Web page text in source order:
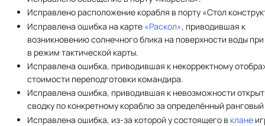
Исправлено расположение корабля в порту «Стол
Исправлена ошибка на карте «Раскол», приводившая к
возникновению солнечного блика на поверхности воды
в режим тактической карты.
Исправлена ошибка, приводившая к некорректному
стоимости переподготовки командира.
Исправлена ошибка, приводившая к невозможности
сводку по конкретному кораблю за определённый
Исправлена ошибка, из-за которой у состоящего в клане